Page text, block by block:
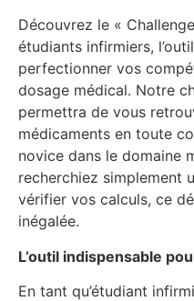
Découvrez le «
étudiants infirmiers,
perfectionner vos
dosage médical. Notre
permettra de vous
médicaments en toute
novice dans le domaine
recherchiez simplement
vérifier vos calculs, ce
inégalée.
L’outil indispensable
En tant qu’étudiant